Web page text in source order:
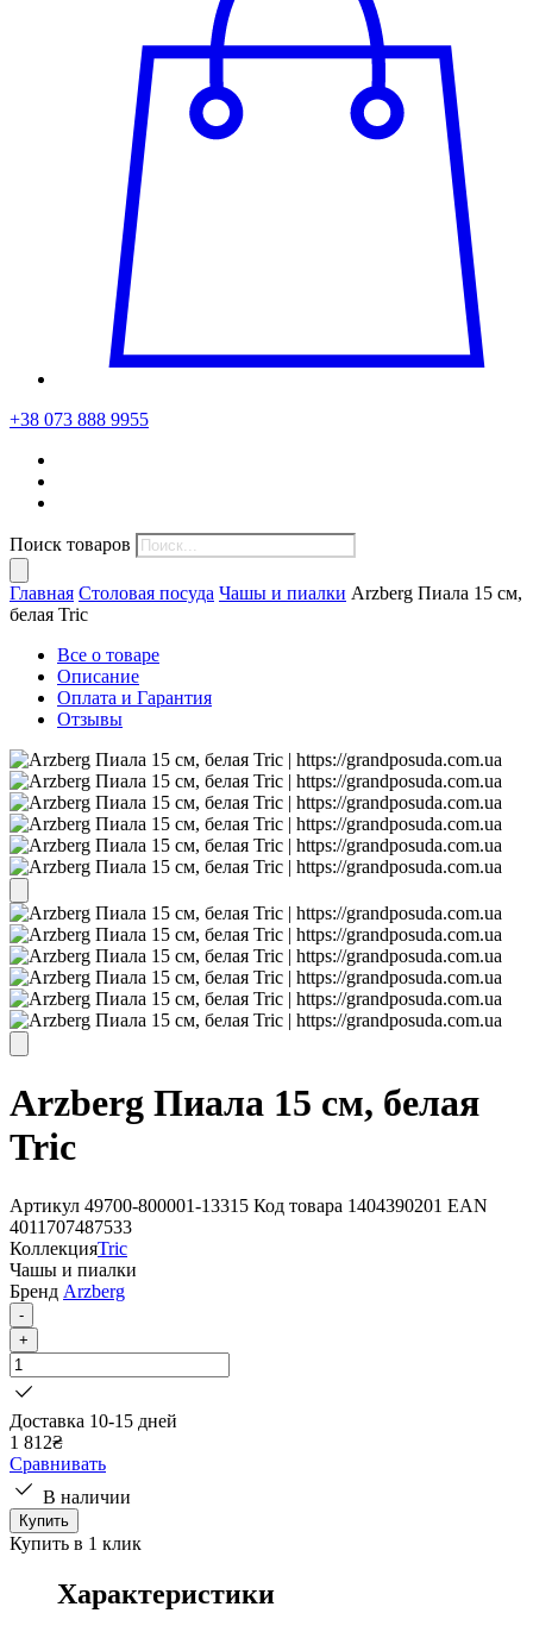
+38 073 888 9955
Поиск товаров
Главная Столовая посуда Чашы и пиалки Arzberg Пиала 15 см,
белая Tric
Все о товаре
Описание
Оплата и Гарантия
Отзывы
Arzberg Пиала 15 см, белая
Tric
Артикул 49700-800001-13315 Код товара 1404390201 EAN
4011707487533
КоллекцияTric
Чашы и пиалки
Бренд Arzberg
-
+
Доставка 10-15 дней
1 812₴
Сравнивать
В наличии
Купить
Купить в 1 клик
Характеристики